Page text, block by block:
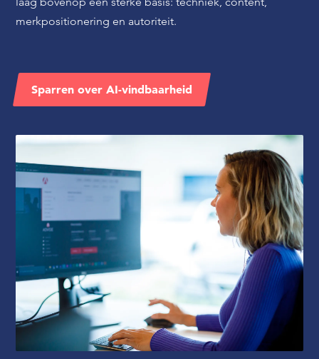
merkpositionering en autoriteit.
Sparren over AI-vindbaarheid